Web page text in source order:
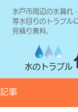
水戸市周辺の水漏れ
等水回りのトラブル
見積り無料。
水のトラブル
記事